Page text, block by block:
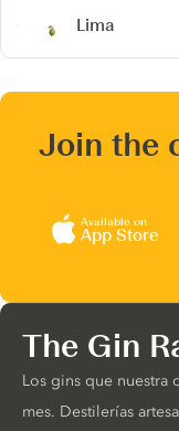
Lima
Join the
Available on
App Store
The Gin
Los gins que nuestra
mes. Destilerías